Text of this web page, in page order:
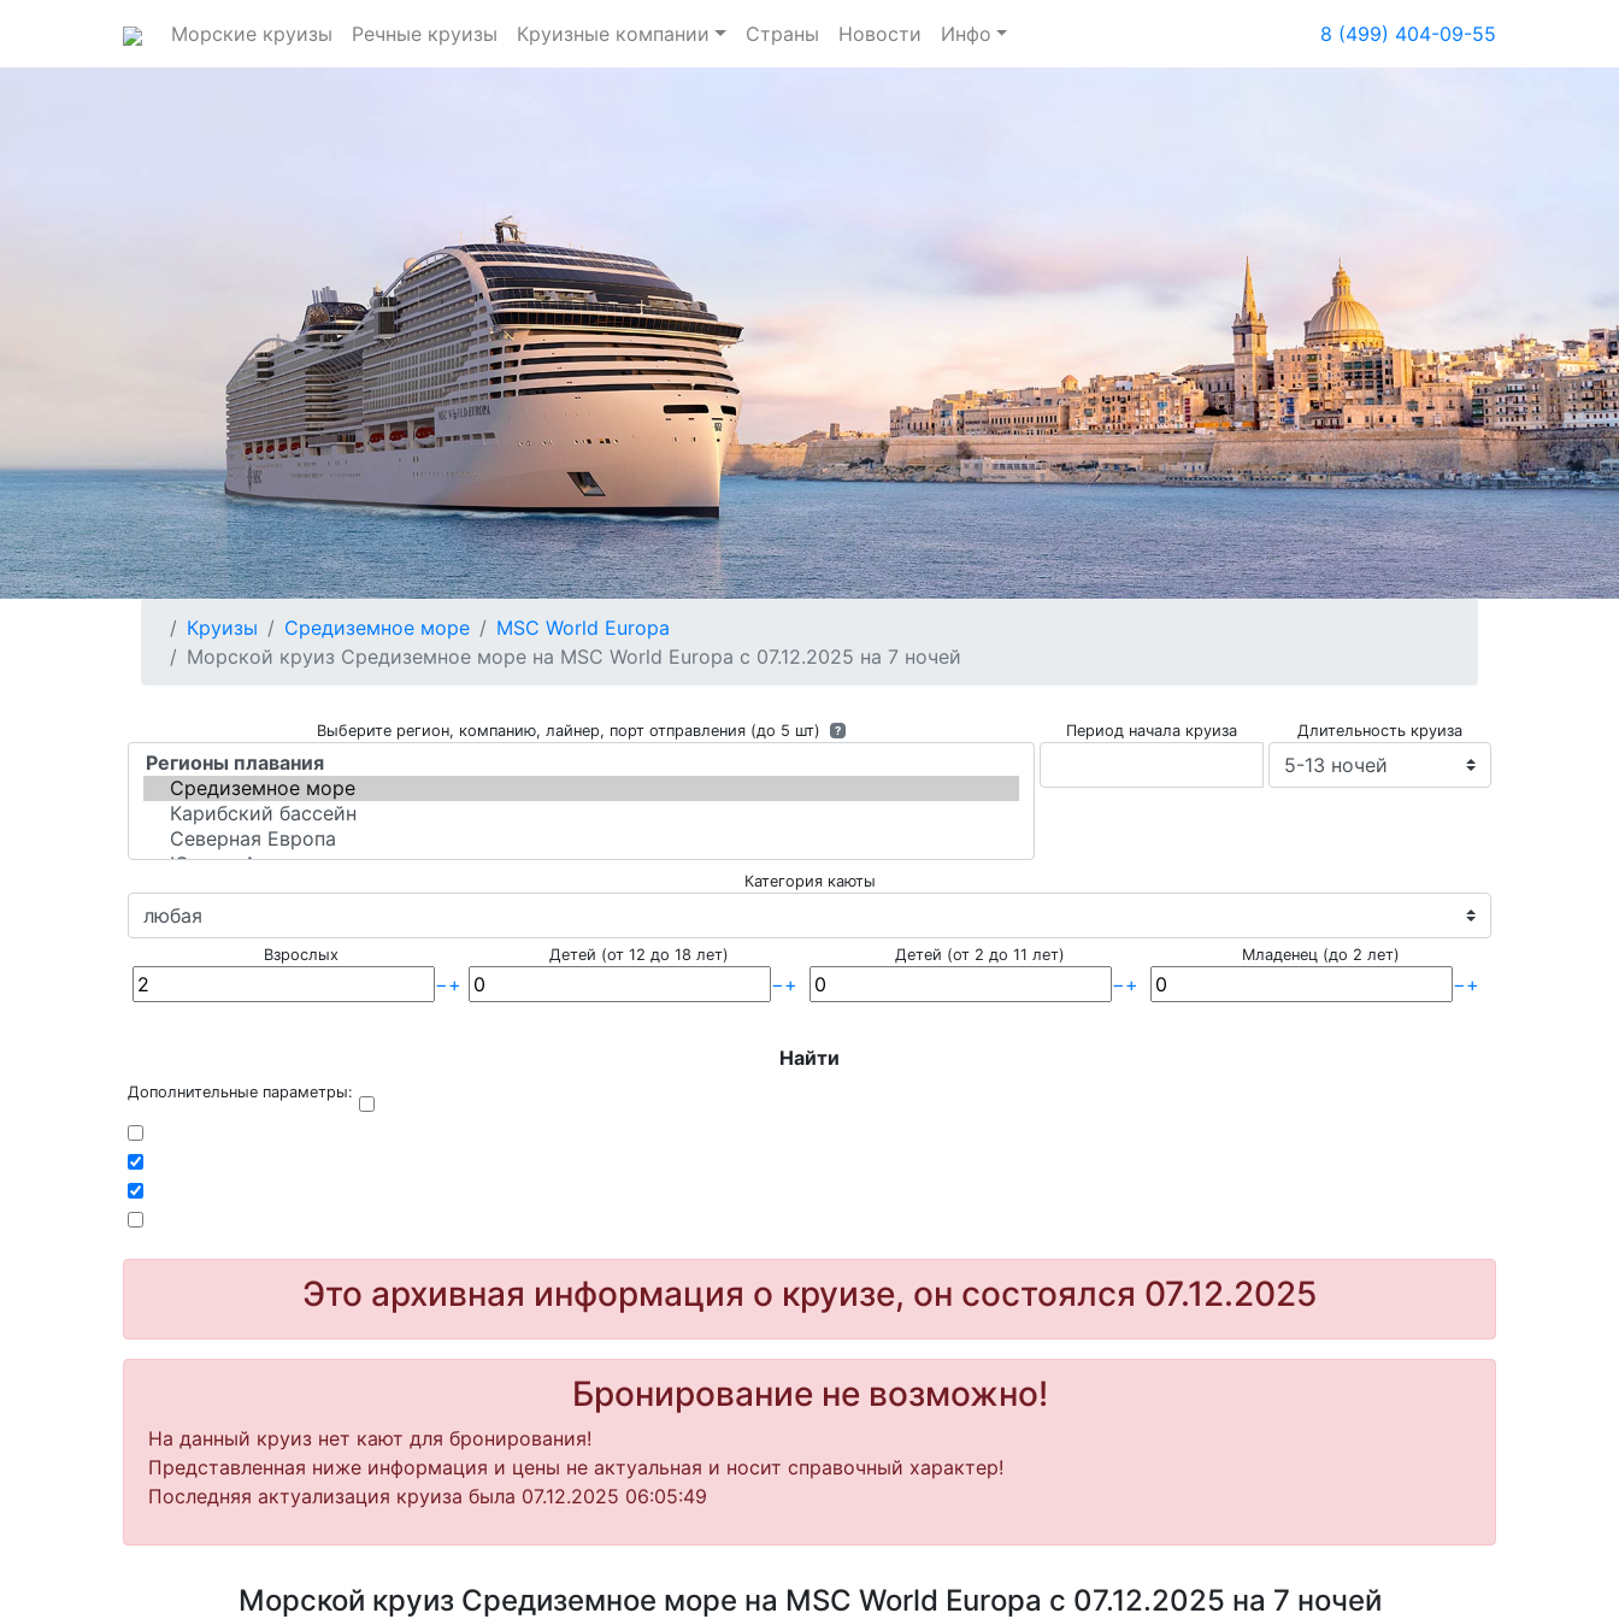
Морские круизы Речные круизы Круизные компании Страны Новости Инфо 8 (499) 404-09-55
Круизы Средиземное море
MSC World Europa
Морской круиз Средиземное море на MSC World Europa с 07.12.2025 на 7 ночей
Выберите регион, компанию, лайнер, порт отправления (до 5 шт) ? Период начала круиза Длительность круиза
Категория каюты
Взрослых
−+
Детей (от 12 до 18 лет)
−+
Детей (от 2 до 11 лет)
−+
Младенец (до 2 лет)
−+
Найти
Дополнительные параметры:
Это архивная информация о круизе, он состоялся 07.12.2025
Бронирование не возможно!
На данный круиз нет кают для бронирования!
Представленная ниже информация и цены не актуальная и носит справочный характер!
Последняя актуализация круиза была 07.12.2025 06:05:49
Морской круиз Средиземное море на MSC World Europa с 07.12.2025 на 7 ночей